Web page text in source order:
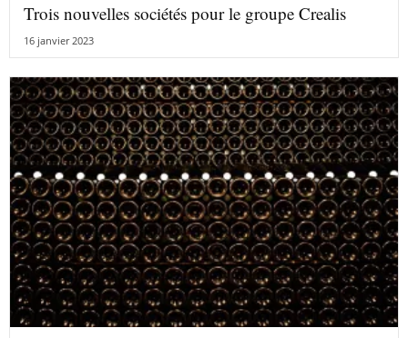
Trois nouvelles sociétés pour le groupe Crealis
16 janvier 2023